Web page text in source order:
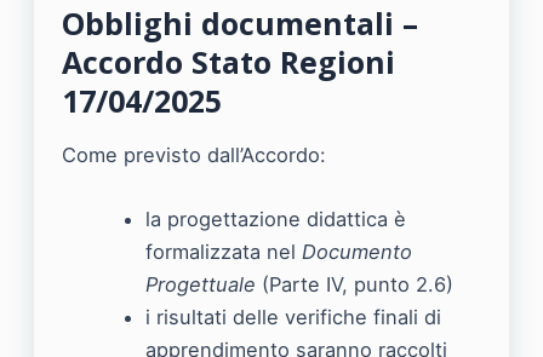
Obblighi documentali –
Accordo Stato Regioni
17/04/2025
Come previsto dall’Accordo:
la progettazione didattica è
formalizzata nel Documento
Progettuale (Parte IV, punto 2.6)
i risultati delle verifiche finali di
apprendimento saranno raccolti